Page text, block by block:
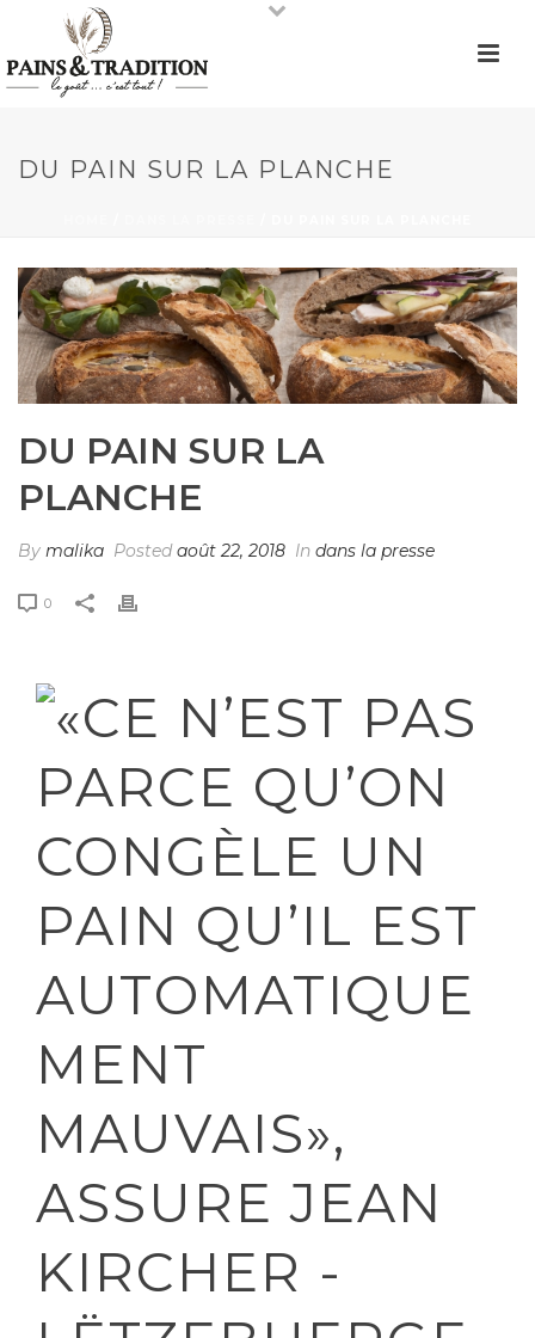
DU PAIN SUR LA PLANCHE
DU PAIN SUR LA
PLANCHE
By malika Postedaoût 22, 2018 In dans la presse
0